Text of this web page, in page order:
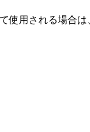
使用される場合は